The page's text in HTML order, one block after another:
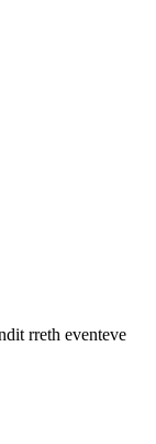
rreth eventeve